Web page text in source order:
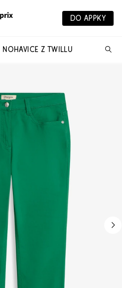
DO APPKY
Z TWILLU